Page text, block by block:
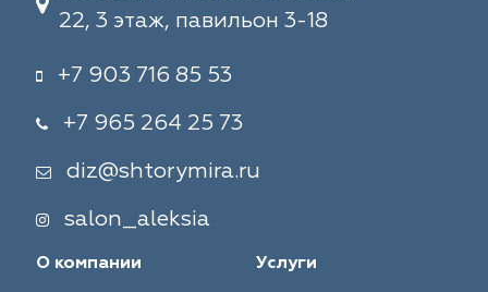
22, 3 этаж, павильон 3-18
+7 903 716 85 53
+7 965 264 25 73
diz@shtorymira.ru
salon_aleksia
О компании Услуги